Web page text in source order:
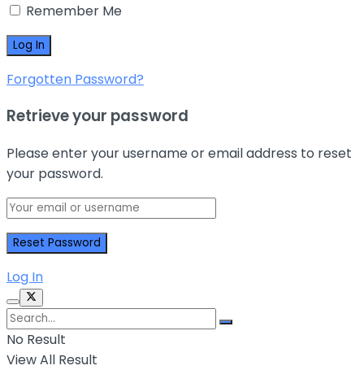
Remember Me
Forgotten Password?
Retrieve your password
Please enter your username or email address to reset
your password.
Log In
No Result
View All Result